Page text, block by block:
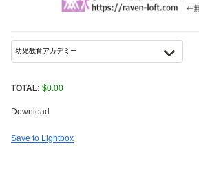
TOTAL: $0.00
Download
Save to Lightbox